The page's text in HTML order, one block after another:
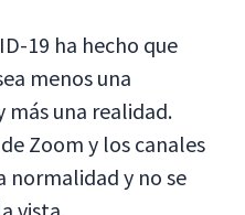
19 ha hecho que
menos una
una realidad.
Zoom y los canales
normalidad y no se